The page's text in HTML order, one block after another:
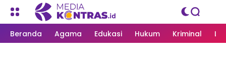
Beranda Agama Edukasi Hukum Kriminal